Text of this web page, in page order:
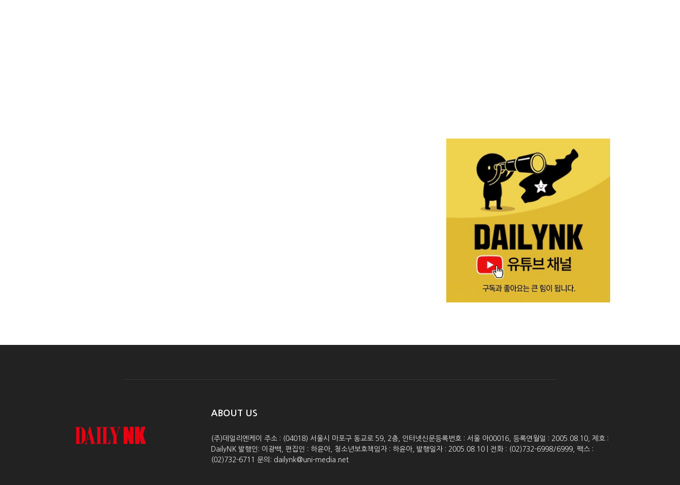
ABOUT US
(주)데일리엔케이 주소 : (04018) 서울시 마포구 동교로 59, 2층, 인터넷신문등록번호 : 서울 아00016, 등록연월일 : 2005.08.10, 제호 :
DailyNK 발행인: 이광백, 편집인 : 하윤아, 청소년보호책임자 : 하윤아, 발행일자 : 2005.08.10 | 전화 : (02)732-6998/6999, 팩스 :
(02)732-6711 문의: dailynk@uni-media.net